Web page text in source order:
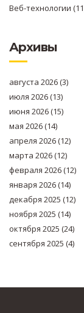
Веб-технологии
Архивы
августа 2026(3)
июля 2026(13)
июня 2026(15)
мая 2026(14)
апреля 2026(12)
марта 2026(12)
февраля 2026(12)
января 2026(14)
декабря 2025 (12)
ноября 2025 (14)
октября 2025 (24)
сентября 2025 (4)